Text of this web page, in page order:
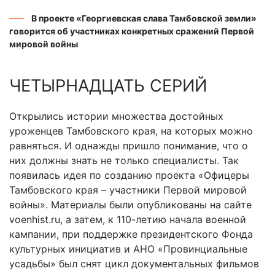
В проекте «Георгиевская слава Тамбовской земли»
говорится об участниках конкретных сражений Первой
мировой войны
ЧЕТЫРНАДЦАТЬ СЕРИЙ
Открылись истории множества достойных
уроженцев Тамбовского края, на которых можно
равняться. И однажды пришло понимание, что о
них должны знать не только специалисты. Так
появилась идея по созданию проекта «Офицеры
Тамбовского края – участники Первой мировой
войны». Материалы были опубликованы на сайте
voenhist.ru, а затем, к 110-летию начала военной
кампании, при поддержке президентского Фонда
культурных инициатив и АНО «Провинциальные
усадьбы» был снят цикл документальных фильмов